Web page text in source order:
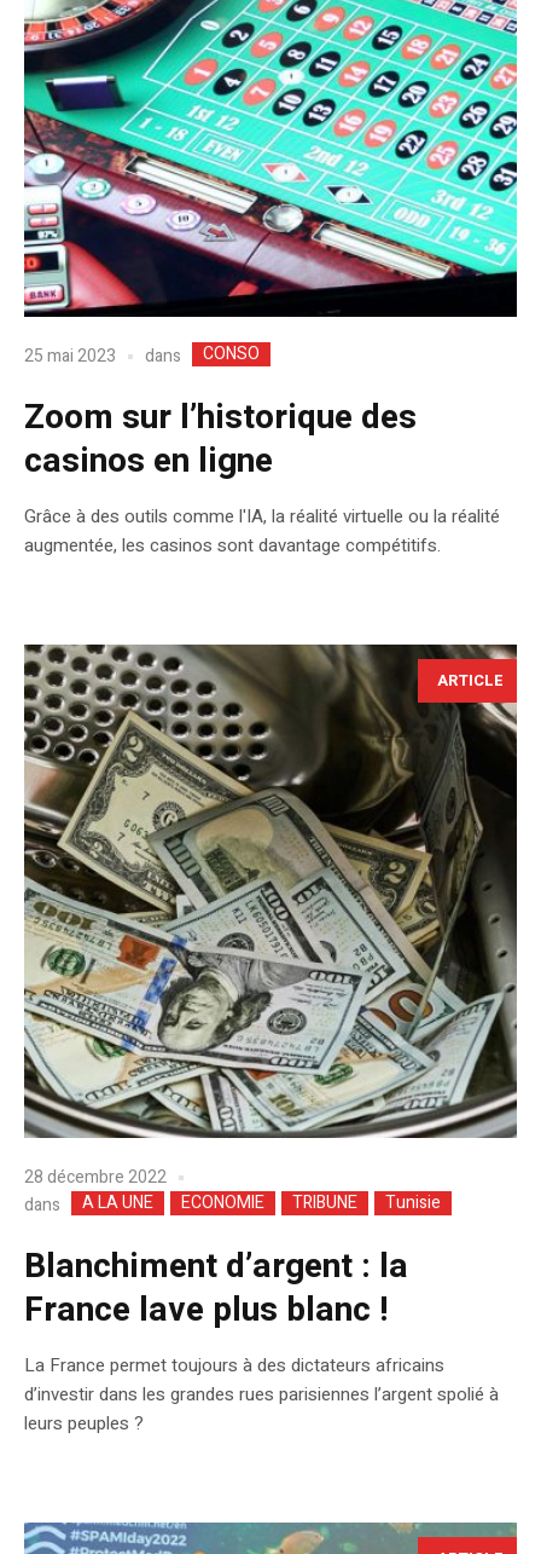
25 mai 2023 dans CONSO
Zoom sur l’historique des
casinos en ligne
Grâce à des outils comme l'IA, la réalité virtuelle ou la réalité
augmentée, les casinos sont davantage compétitifs.
ARTICLE
28 décembre 2022
dans
A LA UNE ECONOMIE TRIBUNE Tunisie
Blanchiment d’argent : la
France lave plus blanc !
La France permet toujours à des dictateurs africains
d’investir dans les grandes rues parisiennes l’argent spolié à
leurs peuples ?